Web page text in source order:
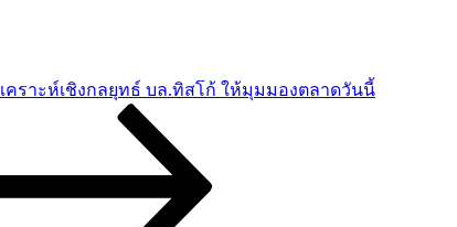
คราะห์เชิงกลยุทธ์ บล.ทิสโก้ ให้มุมมองตลาดวันนี้